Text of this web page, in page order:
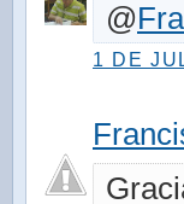
@
1 DE